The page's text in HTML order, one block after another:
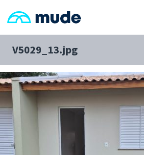
V5029_13.jpg